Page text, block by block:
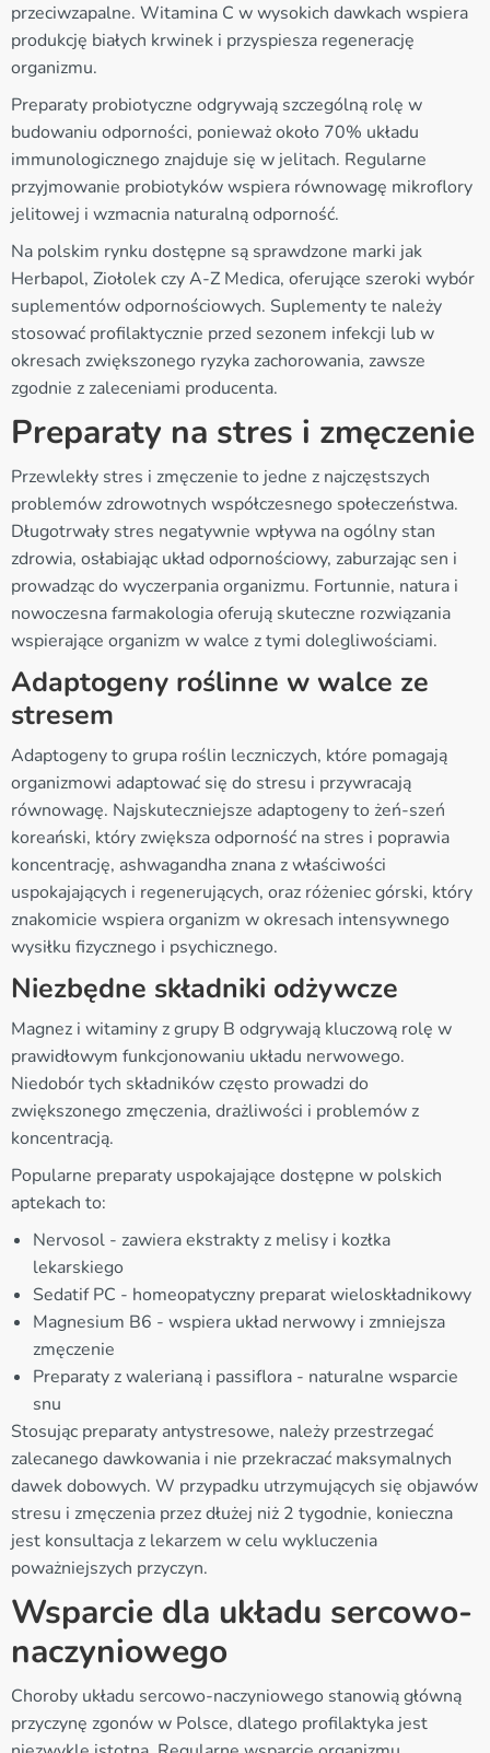
przeciwzapalne. Witamina C w wysokich dawkach wspiera
produkcję białych krwinek i przyspiesza regenerację
organizmu.
Preparaty probiotyczne odgrywają szczególną rolę w
budowaniu odporności, ponieważ około 70% układu
immunologicznego znajduje się w jelitach. Regularne
przyjmowanie probiotyków wspiera równowagę mikroflory
jelitowej i wzmacnia naturalną odporność.
Na polskim rynku dostępne są sprawdzone marki jak
Herbapol, Ziołolek czy A-Z Medica, oferujące szeroki wybór
suplementów odpornościowych. Suplementy te należy
stosować profilaktycznie przed sezonem infekcji lub w
okresach zwiększonego ryzyka zachorowania, zawsze
zgodnie z zaleceniami producenta.
Preparaty na stres i zmęczenie
Przewlekły stres i zmęczenie to jedne z najczęstszych
problemów zdrowotnych współczesnego społeczeństwa.
Długotrwały stres negatywnie wpływa na ogólny stan
zdrowia, osłabiając układ odpornościowy, zaburzając sen i
prowadząc do wyczerpania organizmu. Fortunnie, natura i
nowoczesna farmakologia oferują skuteczne rozwiązania
wspierające organizm w walce z tymi dolegliwościami.
Adaptogeny roślinne w walce ze
stresem
Adaptogeny to grupa roślin leczniczych, które pomagają
organizmowi adaptować się do stresu i przywracają
równowagę. Najskuteczniejsze adaptogeny to żeń-szeń
koreański, który zwiększa odporność na stres i poprawia
koncentrację, ashwagandha znana z właściwości
uspokajających i regenerujących, oraz różeniec górski, który
znakomicie wspiera organizm w okresach intensywnego
wysiłku fizycznego i psychicznego.
Niezbędne składniki odżywcze
Magnez i witaminy z grupy B odgrywają kluczową rolę w
prawidłowym funkcjonowaniu układu nerwowego.
Niedobór tych składników często prowadzi do
zwiększonego zmęczenia, drażliwości i problemów z
koncentracją.
Popularne preparaty uspokajające dostępne w polskich
aptekach to:
Nervosol - zawiera ekstrakty z melisy i kozłka
lekarskiego
Sedatif PC - homeopatyczny preparat wieloskładnikowy
Magnesium B6 - wspiera układ nerwowy i zmniejsza
zmęczenie
Preparaty z walerianą i passiflora - naturalne wsparcie
snu
Stosując preparaty antystresowe, należy przestrzegać
zalecanego dawkowania i nie przekraczać maksymalnych
dawek dobowych. W przypadku utrzymujących się objawów
stresu i zmęczenia przez dłużej niż 2 tygodnie, konieczna
jest konsultacja z lekarzem w celu wykluczenia
poważniejszych przyczyn.
Wsparcie dla układu sercowo-
naczyniowego
Choroby układu sercowo-naczyniowego stanowią główną
przyczynę zgonów w Polsce, dlatego profilaktyka jest